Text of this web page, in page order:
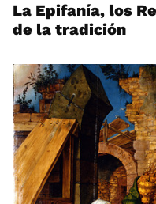
La Epifanía, los
de la tradición